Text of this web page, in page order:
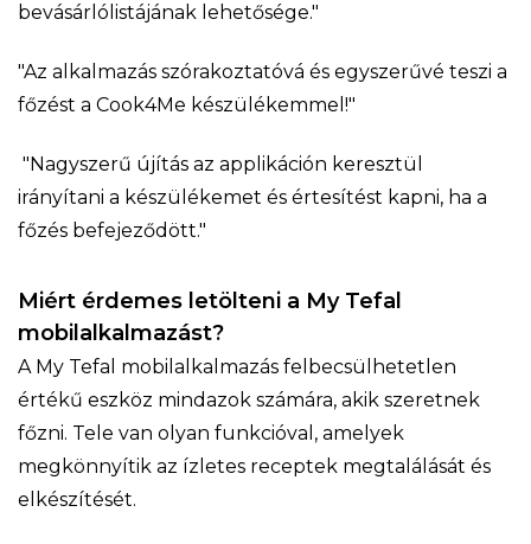
bevásárlólistájának lehetősége."
"Az alkalmazás szórakoztatóvá és egyszerűvé teszi a
főzést a Cook4Me készülékemmel!"
"Nagyszerű újítás az applikáción keresztül
irányítani a készülékemet és értesítést kapni, ha a
főzés befejeződött."
Miért érdemes letölteni a My Tefal
mobilalkalmazást?
A My Tefal mobilalkalmazás felbecsülhetetlen
értékű eszköz mindazok számára, akik szeretnek
főzni. Tele van olyan funkcióval, amelyek
megkönnyítik az ízletes receptek megtalálását és
elkészítését.